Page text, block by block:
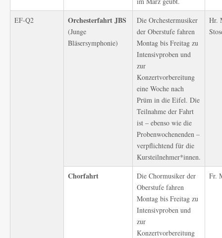
EF-Q2
OrchesterfahrtJBS
(Junge
Bläsersymphonie)
Die Orchestermusiker
der Oberstufe fahren
Montag bis Freitag zu
Intensivproben und
zur
Konzertvorbereitung
eine Woche nach
Prüm in die Eifel. Die
Teilnahme der Fahrt
ist – ebenso wie die
Probenwochenenden –
verpflichtend für die
Kursteilnehmer*innen.
Hr.
Chorfahrt
Die Chormusiker der
Oberstufe fahren
Montag bis Freitag zu
Intensivproben und
zur
Konzertvorbereitung
Fr.